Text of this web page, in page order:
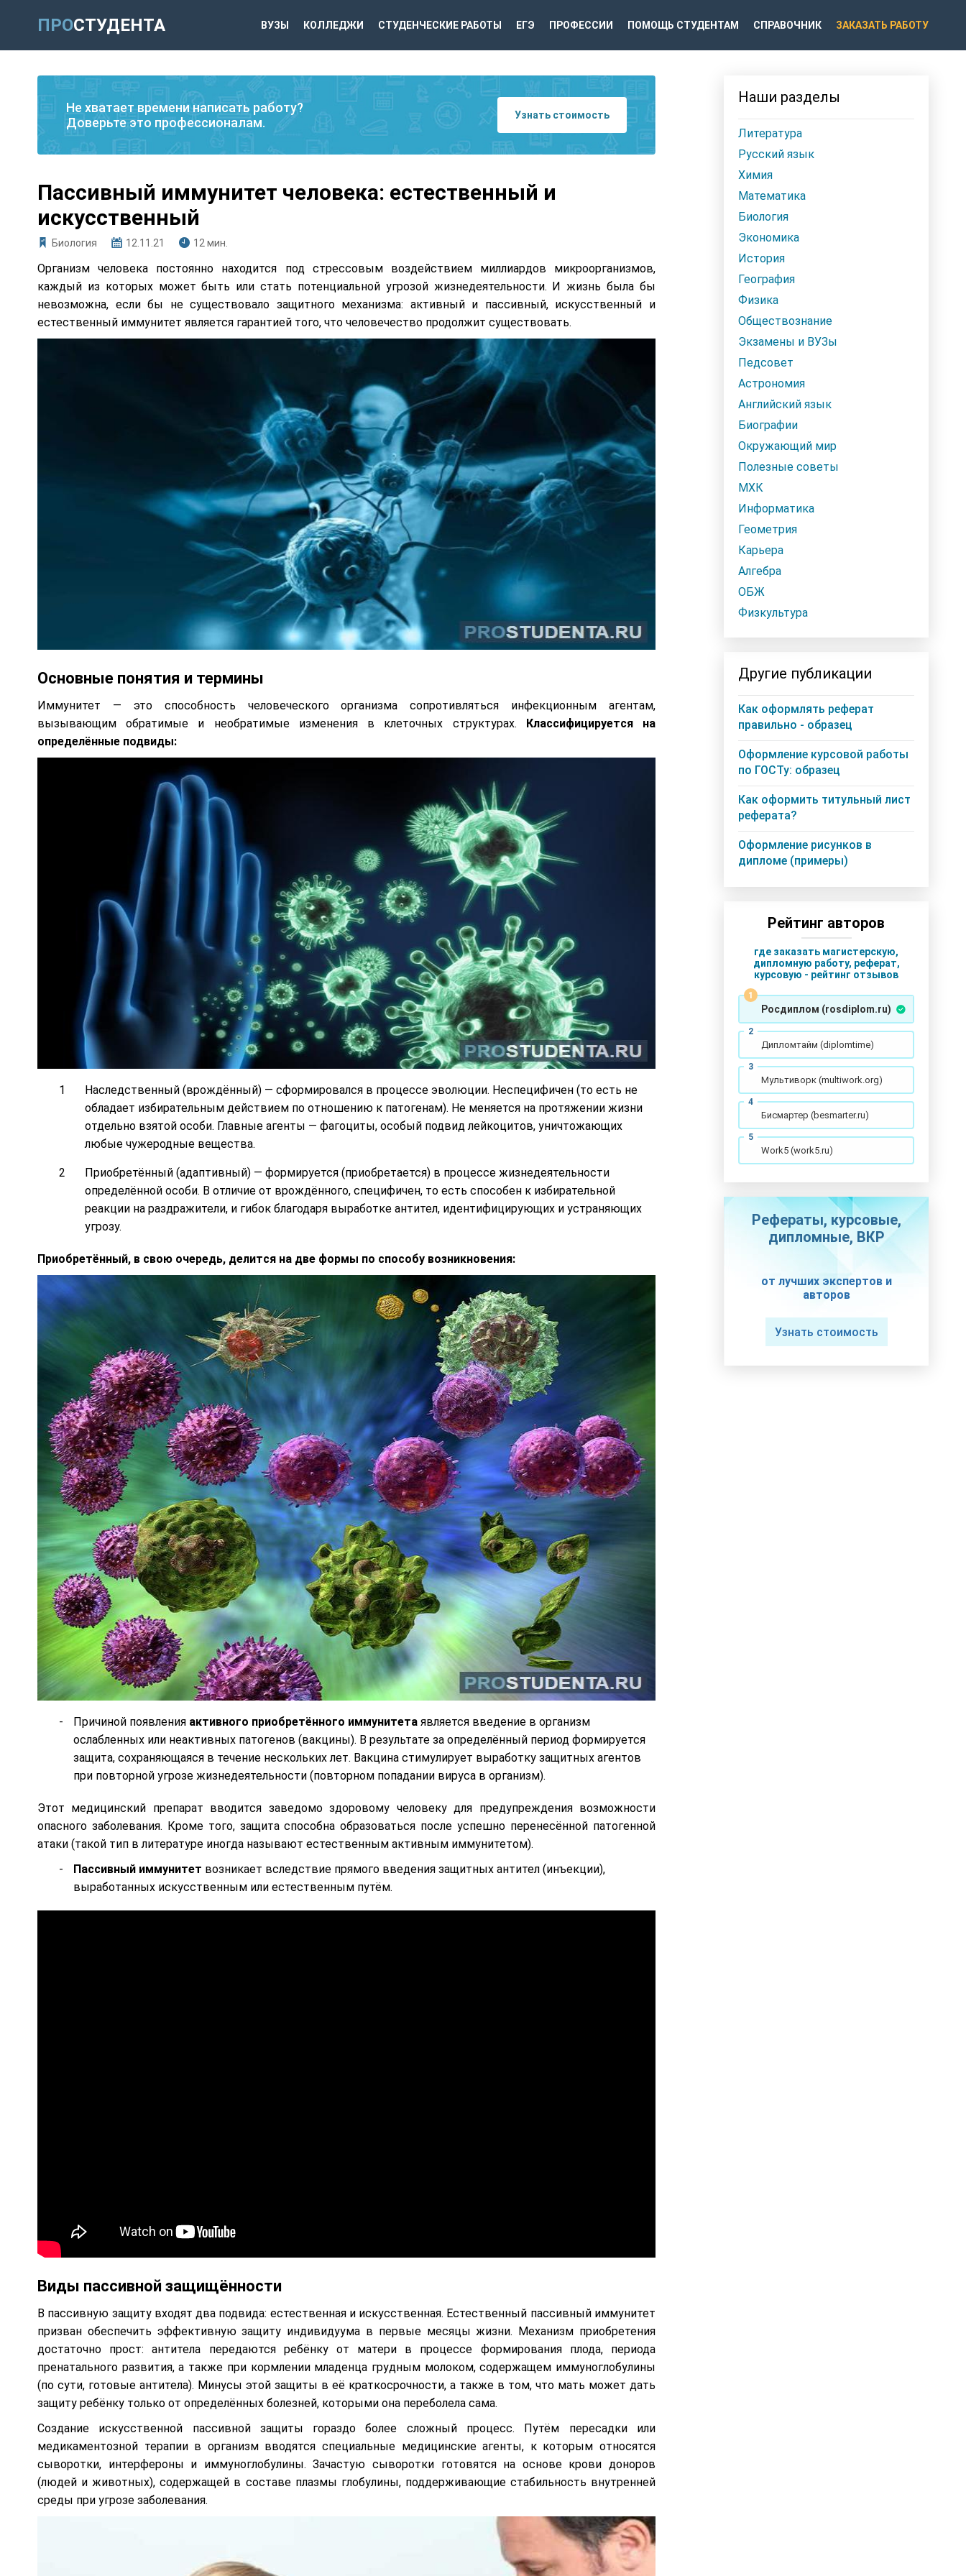
ПРОСТУДЕНТА ВУЗЫ КОЛЛЕДЖИ СТУДЕНЧЕСКИЕ РАБОТЫ ЕГЭ ПРОФЕССИИ ПОМОЩЬ СТУДЕНТАМ СПРАВОЧНИК ЗАКАЗАТЬ РАБОТУ
Не хватает времени написать работу?
Доверьте это профессионалам.
Узнать стоимость
Пассивный иммунитет человека: естественный и
искусственный
Биология 12.11.21 12 мин.
Организм человека постоянно находится под стрессовым воздействием миллиардов микроорганизмов,
каждый из которых может быть или стать потенциальной угрозой жизнедеятельности. И жизнь была бы
невозможна, если бы не существовало защитного механизма: активный и пассивный, искусственный и
естественный иммунитет является гарантией того, что человечество продолжит существовать.
Основные понятия и термины
Иммунитет — это способность человеческого организма сопротивляться инфекционным агентам,
вызывающим обратимые и необратимые изменения в клеточных структурах.
Классифицируется на
определённые подвиды:
Наследственный (врождённый) — сформировался в процессе эволюции. Неспецифичен (то есть не
обладает избирательным действием по отношению к патогенам). Не меняется на протяжении жизни
отдельно взятой особи. Главные агенты — фагоциты, особый подвид лейкоцитов, уничтожающих
любые чужеродные вещества.
Приобретённый (адаптивный) — формируется (приобретается) в процессе жизнедеятельности
определённой особи. В отличие от врождённого, специфичен, то есть способен к избирательной
реакции на раздражители, и гибок благодаря выработке антител, идентифицирующих и устраняющих
угрозу.
Приобретённый, в свою очередь, делится на две формы по способу возникновения:
Причиной появления активного приобретённого иммунитета является введение в организм
ослабленных или неактивных патогенов (вакцины). В результате за определённый период формируется
защита, сохраняющаяся в течение нескольких лет. Вакцина стимулирует выработку защитных агентов
при повторной угрозе жизнедеятельности (повторном попадании вируса в организм).
Этот медицинский препарат вводится заведомо здоровому человеку для предупреждения возможности
опасного заболевания. Кроме того, защита способна образоваться после успешно перенесённой патогенной
атаки (такой тип в литературе иногда называют естественным активным иммунитетом).
Пассивный иммунитет возникает вследствие прямого введения защитных антител (инъекции),
выработанных искусственным или естественным путём.
Виды пассивной защищённости
В пассивную защиту входят два подвида: естественная и искусственная. Естественный пассивный иммунитет
призван обеспечить эффективную защиту индивидуума в первые месяцы жизни. Механизм приобретения
достаточно прост: антитела передаются ребёнку от матери в процессе формирования плода, периода
пренатального развития, а также при кормлении младенца грудным молоком, содержащем иммуноглобулины
(по сути, готовые антитела). Минусы этой защиты в её краткосрочности, а также в том, что мать может дать
защиту ребёнку только от определённых болезней, которыми она переболела сама.
Создание искусственной пассивной защиты гораздо более сложный процесс. Путём пересадки или
медикаментозной терапии в организм вводятся специальные медицинские агенты, к которым относятся
сыворотки, интерфероны и иммуноглобулины. Зачастую сыворотки готовятся на основе крови доноров
(людей и животных), содержащей в составе плазмы глобулины, поддерживающие стабильность внутренней
среды при угрозе заболевания.
Наши разделы
Литература
Русский язык
Химия
Математика
Биология
Экономика
История
География
Физика
Обществознание
Экзамены и ВУЗы
Педсовет
Астрономия
Английский язык
Биографии
Окружающий мир
Полезные советы
МХК
Информатика
Геометрия
Карьера
Алгебра
ОБЖ
Физкультура
Другие публикации
Как оформлять реферат
правильно - образец
Оформление курсовой работы
по ГОСТу: образец
Как оформить титульный лист
реферата?
Оформление рисунков в
дипломе (примеры)
Рейтинг авторов
где заказать магистерскую,
дипломную работу, реферат,
курсовую - рейтинг отзывов
Росдиплом (rosdiplom.ru)
Дипломтайм (diplomtime)
Мультиворк (multiwork.org)
Бисмартер (besmarter.ru)
Work5 (work5.ru)
Рефераты, курсовые,
дипломные, ВКР
от лучших экспертов и
авторов
Узнать стоимость